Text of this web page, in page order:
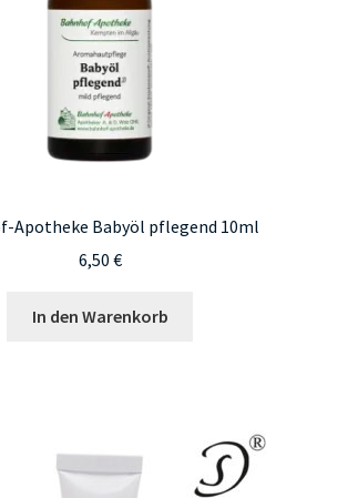
Apotheke Babyöl pflegend 10ml
6,50 €
In den Warenkorb